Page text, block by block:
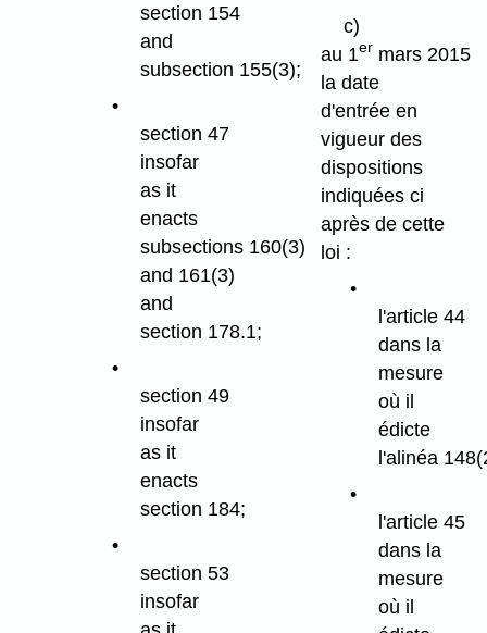
section 154
and
subsection 155(3);
section 47
insofar
as it
enacts
subsections 160(3)
and 161(3)
and
section 178.1;
section 49
insofar
as it
enacts
section 184;
section 53
insofar
c)
au 1er mars 2015
la date
d'entrée en
vigueur des
dispositions
indiquées ci
après de cette
loi :
l'article 44
dans la
mesure
où il
édicte
l'alinéa
l'article 45
dans la
mesure
où il